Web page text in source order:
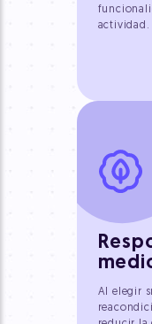
actividad.
Al elegir